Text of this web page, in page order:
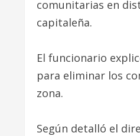
comunitarias en
capitaleña.
El funcionario
para eliminar los
zona.
Según detalló el